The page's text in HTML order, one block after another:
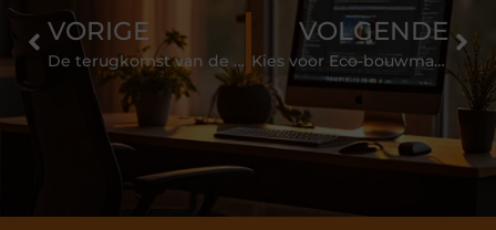
VORIGE
De terugkomst van de palletbank
VOLGENDE
Kies voor Eco-bouwmaterialen en geniet van een milieuvriendelijke woning